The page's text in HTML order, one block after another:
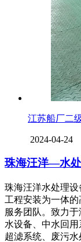
江苏船厂二
2024-04-24
珠海汪洋—水
珠海汪洋水处理设
工程安装为一体
服务团队。致力
水设备、中水回用
超滤系统、废污